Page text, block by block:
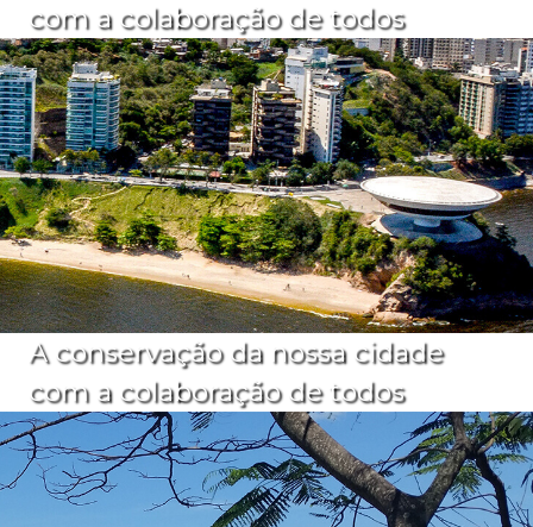
com a colaboração de todos
A conservação da nossa cidade
com a colaboração de todos